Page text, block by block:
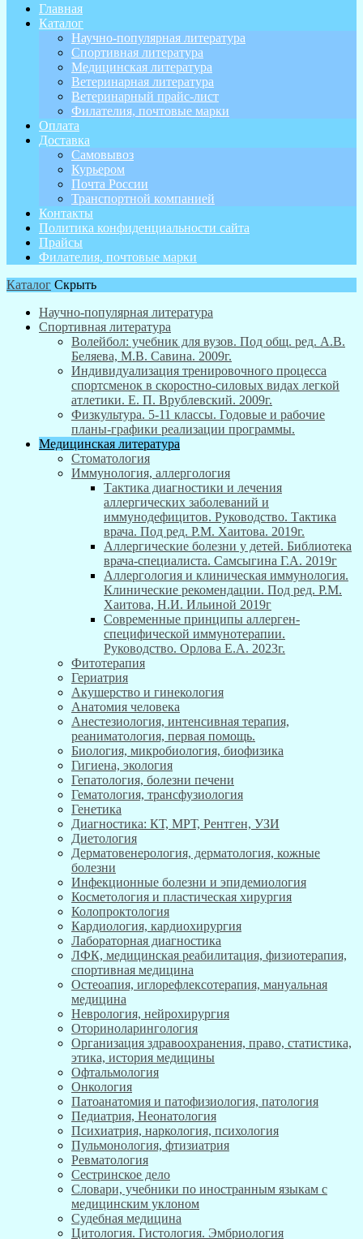
Главная
Каталог
Научно-популярная литература
Спортивная литература
Медицинская литература
Ветеринарная литература
Ветеринарный прайс-лист
Филателия, почтовые марки
Оплата
Доставка
Самовывоз
Курьером
Почта России
Транспортной компанией
Контакты
Политика конфиденциальности сайта
Прайсы
Филателия, почтовые марки
Каталог Скрыть
Научно-популярная литература
Спортивная литература
Волейбол: учебник для вузов. Под общ. ред. А.В.
Беляева, М.В. Савина. 2009г.
Индивидуализация тренировочного процесса
спортсменок в скоростно-силовых видах легкой
атлетики. Е. П. Врублевский. 2009г.
Физкультура. 5-11 классы. Годовые и рабочие
планы-графики реализации программы.
Медицинская литература
Стоматология
Иммунология, аллергология
Тактика диагностики и лечения
аллергических заболеваний и
иммунодефицитов. Руководство. Тактика
врача. Под ред. Р.М. Хаитова. 2019г.
Аллергические болезни у детей. Библиотека
врача-специалиста. Самсыгина Г.А. 2019г
Аллергология и клиническая иммунология.
Клинические рекомендации. Под ред. Р.М.
Хаитова, Н.И. Ильиной 2019г
Современные принципы аллерген-
специфической иммунотерапии.
Руководство. Орлова Е.А. 2023г.
Фитотерапия
Гериатрия
Акушерство и гинекология
Анатомия человека
Анестезиология, интенсивная терапия,
реаниматология, первая помощь.
Биология, микробиология, биофизика
Гигиена, экология
Гепатология, болезни печени
Гематология, трансфузиология
Генетика
Диагностика: КТ, МРТ, Рентген, УЗИ
Диетология
Дерматовенерология, дерматология, кожные
болезни
Инфекционные болезни и эпидемиология
Косметология и пластическая хирургия
Колопроктология
Кардиология, кардиохирургия
Лабораторная диагностика
ЛФК, медицинская реабилитация, физиотерапия,
спортивная медицина
Остеоапия, иглорефлексотерапия, мануальная
медицина
Неврология, нейрохирургия
Оториноларингология
Организация здравоохранения, право, статистика,
этика, история медицины
Офтальмология
Онкология
Патоанатомия и патофизиология, патология
Педиатрия, Неонатология
Психиатрия, наркология, психология
Пульмонология, фтизиатрия
Ревматология
Сестринское дело
Словари, учебники по иностранным языкам с
медицинским уклоном
Судебная медицина
Цитология. Гистология. Эмбриология